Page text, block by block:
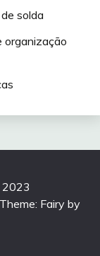
solda
organização
2023
Theme: Fairy by